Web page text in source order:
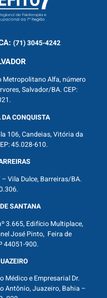
(71) 3045-4242
Metropolitano Alfa, número
Salvador/BA. CEP:
CONQUISTA
106, Candeias, Vitória da
45.028-610.
Vila Dulce, Barreiras/BA.
SANTANA
3.665, Edifício Multiplace,
José Pinto, Feira de
44051-900.
Médico e Empresarial Dr.
Antônio, Juazeiro, Bahia –